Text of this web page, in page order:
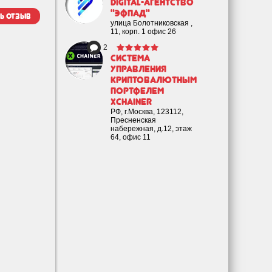
Digital-агентство
"Эфпад"
улица Болотниковская ,
11, корп. 1 офис 26
2
Cистема
управления
криптовалютным
портфелем
XChainer
РФ, г.Москва, 123112,
Пресненская
набережная, д.12, этаж
64, офис 11
отзыв